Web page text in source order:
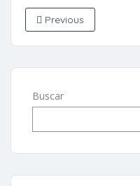
Previous
Buscar